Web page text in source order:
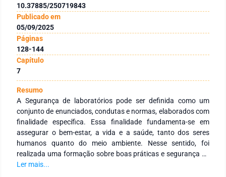
10.37885/250719843
Publicado em
05/09/2025
Páginas
128-144
Capítulo
7
Resumo
A Segurança de laboratórios pode ser definida como um
conjunto de enunciados, condutas e normas, elaborados com
finalidade específica. Essa finalidade fundamenta-se em
assegurar o bem-estar, a vida e a saúde, tanto dos seres
humanos quanto do meio ambiente. Nesse sentido, foi
realizada uma formação sobre boas práticas e segurança de
laboratórios no Centro de Ciências Agrárias, da Universidade
Ler mais...